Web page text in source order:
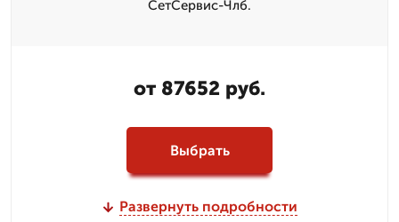
СетСервис-Члб.
от 87652 руб.
Выбрать
Развернуть подробности